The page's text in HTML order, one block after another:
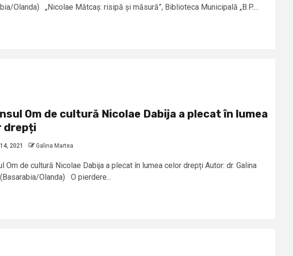
Olanda) „Nicolae Mătcaș: risipă și măsură”, Biblioteca Municipală „B.P....
Om de cultură Nicolae Dabija a plecat în lumea
drepți
2021 Galina Martea
Om de cultură Nicolae Dabija a plecat în lumea celor drepți Autor: dr. Galina
Olanda) O pierdere...